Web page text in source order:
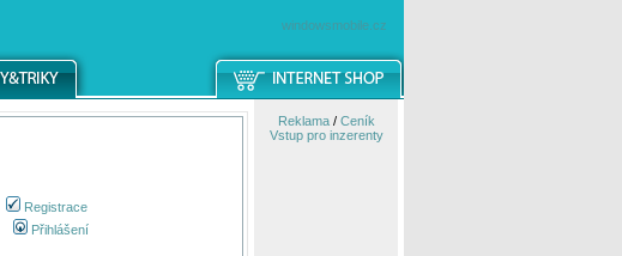
windowsmobile.cz
Registrace
Přihlášení
Reklama/ Ceník
Vstup pro inzerenty